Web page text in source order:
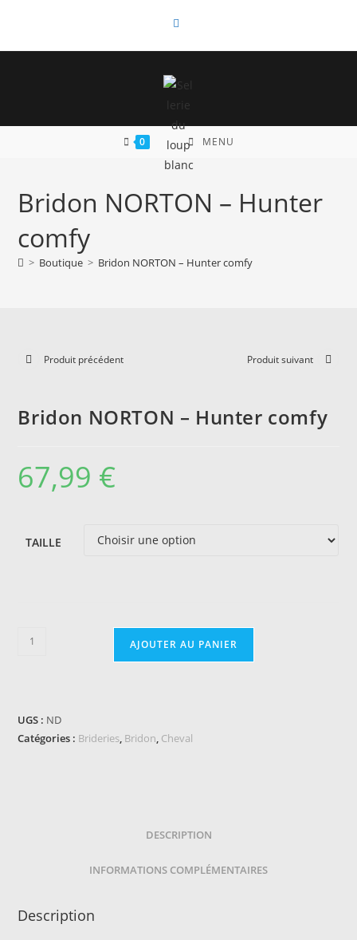
content
0 MENU
Bridon NORTON – Hunter
comfy
> Boutique > Bridon NORTON – Hunter comfy
Produit précédent Produit suivant
Bridon NORTON – Hunter comfy
67,99 €
TAILLE
quantité
-
Hunter
AJOUTER AU PANIER
UGS : ND
Catégories : Brideries, Bridon, Cheval
DESCRIPTION
INFORMATIONS COMPLÉMENTAIRES
Description